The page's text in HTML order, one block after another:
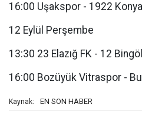
16:00 Uşakspor - 1922
12 Eylül Perşembe
13:30 23 Elazığ FK - 12
16:00 Bozüyük Vitraspor -
Kaynak: EN SON HABER